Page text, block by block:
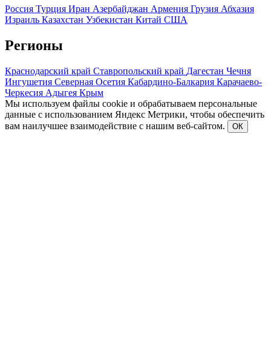
Россия Турция Иран Азербайджан Армения Грузия Абхазия
Израиль Казахстан Узбекистан Китай США
Регионы
Краснодарский край Ставропольский край Дагестан Чечня
Ингушетия Северная Осетия Кабардино-Балкария Карачаево-
Черкесия Адыгея Крым
Мы используем файлы cookie и обрабатываем персональные
данные с использованием Яндекс Метрики, чтобы обеспечить
вам наилучшее взаимодействие с нашим веб-сайтом.
ОК